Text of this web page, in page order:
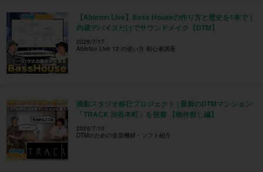
【Ableton Live】Bass Houseの作り方と歴史を1本で｜
内蔵デバイスだけでサウンドメイク【DTM】
2026/7/17
Ableton Live 12 の使い方 初心者講座
撮影スタジオ移行プロジェクト | 最新のDTMマンション
「TRACK 渋谷本町」を視察 【物件探し編】
2026/7/10
DTMのための音楽機材・ソフト紹介